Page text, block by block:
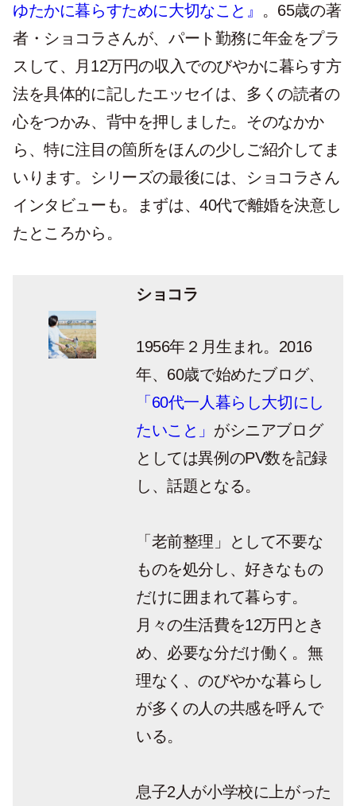
ゆたかに暮らすために大切なこと』
。65歳の著
者・ショコラさんが、パート勤務に年金をプラ
スして、月12万円の収入でのびやかに暮らす方
法を具体的に記したエッセイは、多くの読者の
心をつかみ、背中を押しました。そのなかか
ら、特に注目の箇所をほんの少しご紹介してま
いります。シリーズの最後には、ショコラさん
インタビューも。まずは、40代で離婚を決意し
たところから。
ショコラ
1956年２月生まれ。2016
年、60歳で始めたブログ、
「60代一人暮らし大切にし
たいこと」 がシニアブログ
としては異例のPV数を記録
し、話題となる。
「老前整理」として不要な
ものを処分し、好きなもの
だけに囲まれて暮らす。
月々の生活費を12万円とき
め、必要な分だけ働く。無
理なく、のびやかな暮らし
が多くの人の共感を呼んで
いる。
息子2人が小学校に上がった